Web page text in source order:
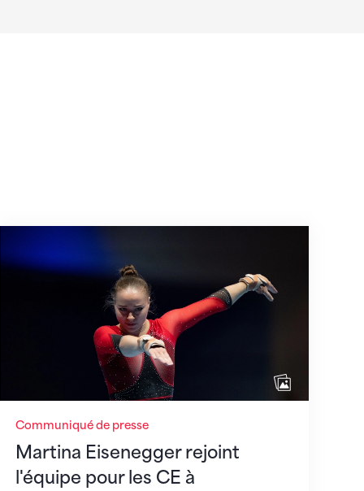
Communiqué de presse
Martina Eisenegger rejoint
l'équipe pour les CE à